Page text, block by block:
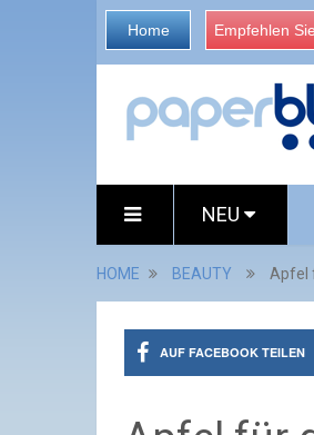
Home Empfehlen
NEU
HOME BEAUTY Apfel
AUF FACEBOOK TEILEN